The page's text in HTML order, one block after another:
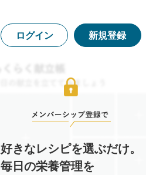
ログイン 新規登録
好きなレシピを選ぶだけ。
毎日の栄養管理を